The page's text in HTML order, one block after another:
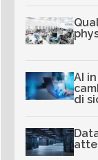
AI
di